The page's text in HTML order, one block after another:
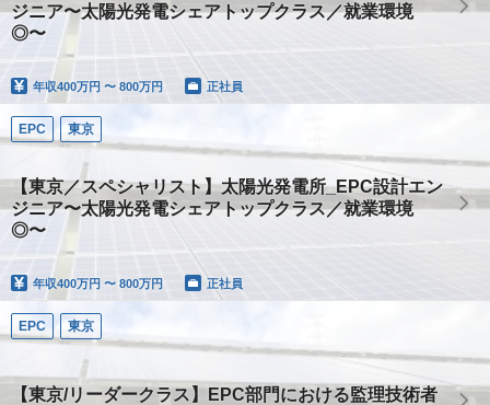
ジニア〜太陽光発電シェアトップクラス／就業環境
◎〜
年収400万円 〜 800万円 正社員
EPC 東京
【東京／スペシャリスト】太陽光発電所_EPC設計エン
ジニア〜太陽光発電シェアトップクラス／就業環境
◎〜
年収400万円 〜 800万円 正社員
EPC 東京
【東京/リーダークラス】EPC部門における監理技術者